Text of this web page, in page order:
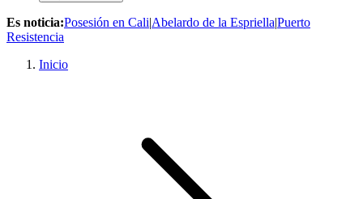
Es noticia:Posesión en Cali|Abelardo de la Espriella|Puerto
Resistencia
Inicio